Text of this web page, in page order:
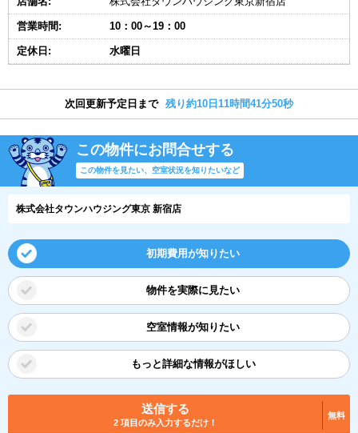
営業時間: 10：00～19：00
定休日: 水曜日
次回更新予定日まで 残り約10日11時間41分50秒
この物件にお問合せする
この物件を見たい、空室状況を知りたいなど
株式会社タウンハウジング東京 新宿店
初期費用が知りたい
物件を実際に見たい
空室情報が知りたい
もっと詳細な情報がほしい
送信する
2 項目のみ入力するだけ！
無料